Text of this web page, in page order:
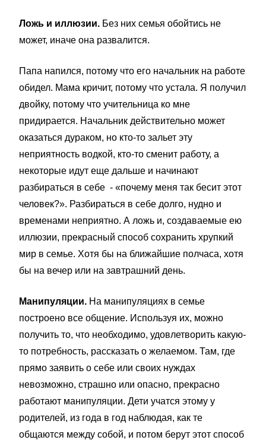
Ложь и иллюзии. Без них семья обойтись не
может, иначе она развалится.
Папа напился, потому что его начальник на работе
обидел. Мама кричит, потому что устала. Я получил
двойку, потому что учительница ко мне
придирается. Начальник действительно может
оказаться дураком, но кто-то зальет эту
неприятность водкой, кто-то сменит работу, а
некоторые идут еще дальше и начинают
разбираться в себе - «почему меня так бесит этот
человек?». Разбираться в себе долго, нудно и
временами неприятно. А ложь и, создаваемые ею
иллюзии, прекрасный способ сохранить хрупкий
мир в семье. Хотя бы на ближайшие полчаса, хотя
бы на вечер или на завтрашний день.
Манипуляции. На манипуляциях в семье
построено все общение. Используя их, можно
получить то, что необходимо, удовлетворить какую-
то потребность, рассказать о желаемом. Там, где
прямо заявить о себе или своих нуждах
невозможно, страшно или опасно, прекрасно
работают манипуляции. Дети учатся этому у
родителей, из года в год наблюдая, как те
общаются между собой, и потом берут этот способ